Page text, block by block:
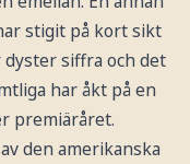
stigit på kort sikt
siffra och det
har åkt på en
premiäråret.
den amerikanska